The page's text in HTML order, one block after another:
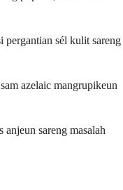
pergantian sél kulit sareng
azelaic mangrupikeun
sareng masalah